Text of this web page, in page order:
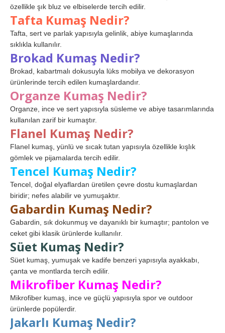
özellikle şık bluz ve elbiselerde tercih edilir.
Tafta Kumaş Nedir?
Tafta, sert ve parlak yapısıyla gelinlik, abiye kumaşlarında
sıklıkla kullanılır.
Brokad Kumaş Nedir?
Brokad, kabartmalı dokusuyla lüks mobilya ve dekorasyon
ürünlerinde tercih edilen kumaşlardandır.
Organze Kumaş Nedir?
Organze, ince ve sert yapısıyla süsleme ve abiye tasarımlarında
kullanılan zarif bir kumaştır.
Flanel Kumaş Nedir?
Flanel kumaş, yünlü ve sıcak tutan yapısıyla özellikle kışlık
gömlek ve pijamalarda tercih edilir.
Tencel Kumaş Nedir?
Tencel, doğal elyaflardan üretilen çevre dostu kumaşlardan
biridir; nefes alabilir ve yumuşaktır.
Gabardin Kumaş Nedir?
Gabardin, sık dokunmuş ve dayanıklı bir kumaştır; pantolon ve
ceket gibi klasik ürünlerde kullanılır.
Süet Kumaş Nedir?
Süet kumaş, yumuşak ve kadife benzeri yapısıyla ayakkabı,
çanta ve montlarda tercih edilir.
Mikrofiber Kumaş Nedir?
Mikrofiber kumaş, ince ve güçlü yapısıyla spor ve outdoor
ürünlerde popülerdir.
Jakarlı Kumaş Nedir?